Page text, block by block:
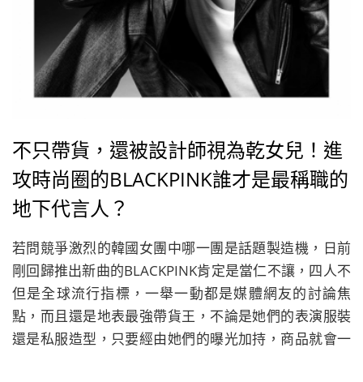
不只帶貨，還被設計師視為乾女兒！進
攻時尚圈的BLACKPINK誰才是最稱職的
地下代言人？
若問競爭激烈的韓國女團中哪一團是話題製造機，日前
剛回歸推出新曲的BLACKPINK肯定是當仁不讓，四人不
但是全球流行指標，一舉一動都是媒體網友的討論焦
點，而且還是地表最強帶貨王，不論是她們的表演服裝
還是私服造型，只要經由她們的曝光加持，商品就會一